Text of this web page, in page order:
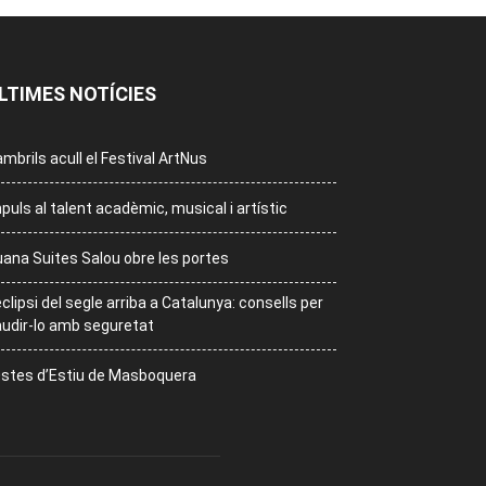
NOTÍCIES
acull el Festival ArtNus
al talent acadèmic, musical i artístic
Suites Salou obre les portes
del segle arriba a Catalunya: consells per
lo amb seguretat
d’Estiu de Masboquera